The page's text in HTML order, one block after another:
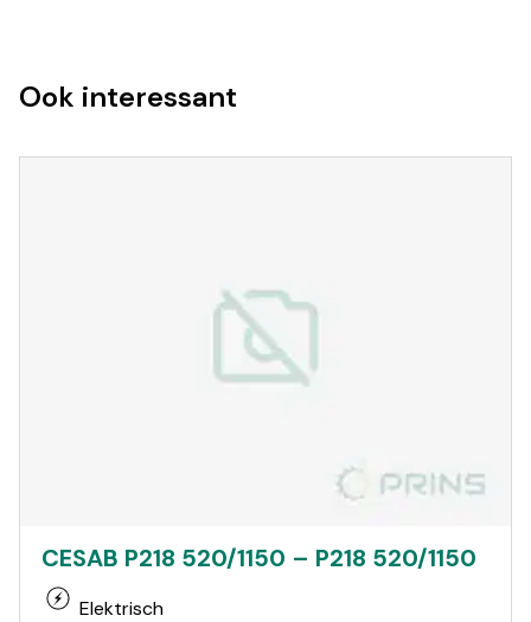
Ook interessant
CESAB P218 520/1150 – P218 520/1150
Elektrisch